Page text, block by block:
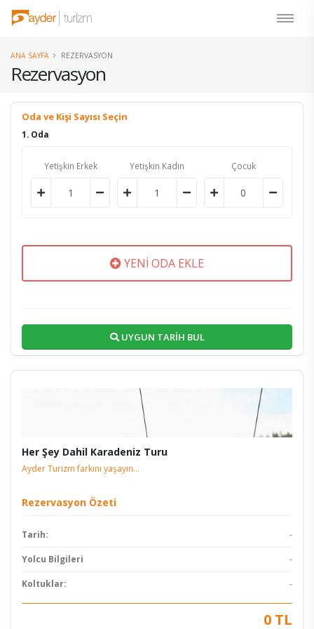
Rezervasyon
ANA SAYFA REZERVASYON
Oda ve Kişi Sayısı Seçin
1. Oda
Yetişkin Erkek Yetişkin Kadın Çocuk
YENİ ODA EKLE
UYGUN TARİH BUL
Her Şey Dahil Karadeniz Turu
Ayder Turizm farkını yaşayın...
Rezervasyon Özeti
Tarih: -
Yolcu Bilgileri -
Koltuklar: -
0 TL